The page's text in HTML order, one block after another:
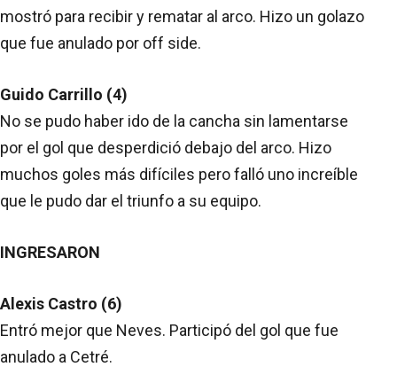
mostró para recibir y rematar al arco. Hizo un golazo
que fue anulado por off side.
Guido Carrillo (4)
No se pudo haber ido de la cancha sin lamentarse
por el gol que desperdició debajo del arco. Hizo
muchos goles más difíciles pero falló uno increíble
que le pudo dar el triunfo a su equipo.
INGRESARON
Alexis Castro (6)
Entró mejor que Neves. Participó del gol que fue
anulado a Cetré.